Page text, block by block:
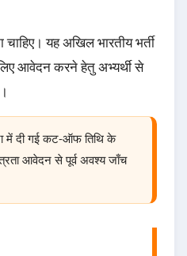
चाहिए। यह अखिल भारतीय भर्ती
आवेदन करने हेतु अभ्यर्थी से
में दी गई कट-ऑफ तिथि के
आवेदन से पूर्व अवश्य जाँच